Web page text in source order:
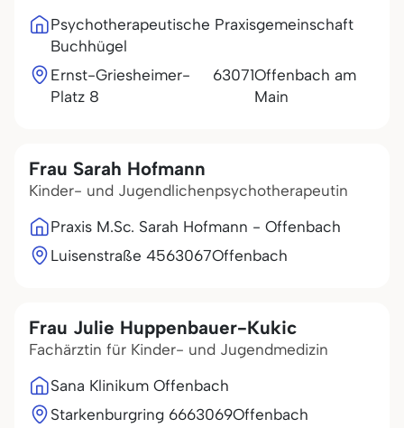
Psychotherapeutische Praxisgemeinschaft
Buchhügel
Ernst-Griesheimer-
Platz 8
63071Offenbach am
Main
Frau Sarah Hofmann
Kinder- und Jugendlichenpsychotherapeutin
Praxis M.Sc. Sarah Hofmann - Offenbach
Luisenstraße 4563067Offenbach
Frau Julie Huppenbauer-Kukic
Fachärztin für Kinder- und Jugendmedizin
Sana Klinikum Offenbach
Starkenburgring 6663069Offenbach